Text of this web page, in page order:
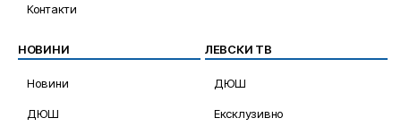
Контакти
НОВИНИ
Новини
ДЮШ
ЛЕВСКИ ТВ
ДЮШ
Ексклузивно